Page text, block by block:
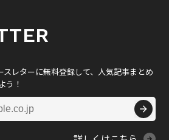
レターに無料登録して、人気記事まとめ
う！